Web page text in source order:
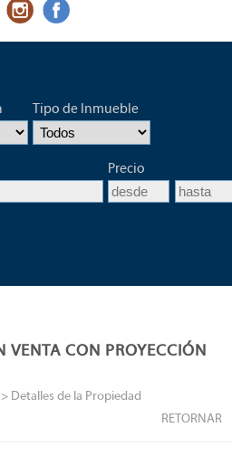
Tipo de Inmueble
Precio
VENTA CON PROYECCIÓN
> Detalles de la Propiedad
RETORNAR